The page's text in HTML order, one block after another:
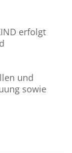
erfolgt
und
sowie